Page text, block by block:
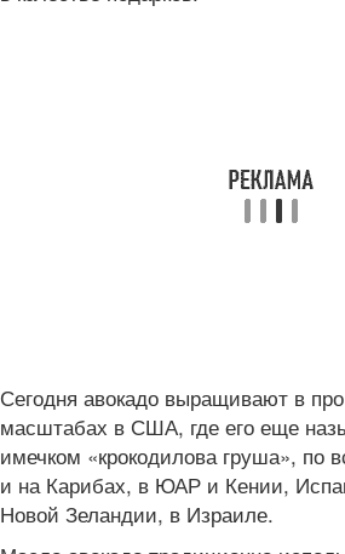
Сегодня авокадо выращивают в
масштабах в США, где его еще
имечком «крокодилова груша», по
и на Карибах, в ЮАР и Кении,
Новой Зеландии, в Израиле.